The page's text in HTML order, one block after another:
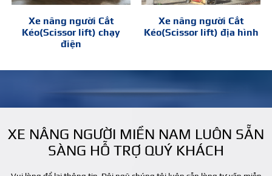
Xe nâng người Cắt
Kéo(Scissor lift) chạy
điện
Xe nâng người Cắt
Kéo(Scissor lift) địa hình
XE NÂNG NGƯỜI MIỀN NAM LUÔN SẴN
SÀNG HỖ TRỢ QUÝ KHÁCH